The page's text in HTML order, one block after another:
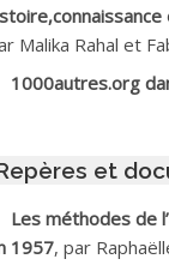
Mohamed
Salah
M.*
Malika Rahal et
1000autres.org
et
Les méthodes de
1957, par